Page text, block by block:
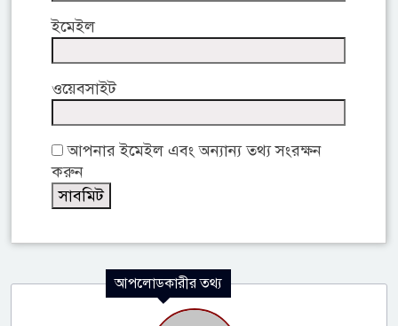
ইমেইল
ওয়েবসাইট
আপনার ইমেইল এবং অন্যান্য তথ্য সংরক্ষন
করুন
আপলোডকারীর তথ্য